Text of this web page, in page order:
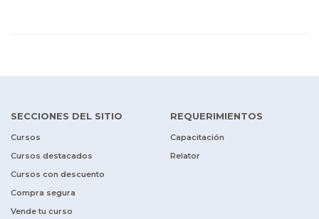
SECCIONES DEL SITIO
Cursos
Cursos destacados
Cursos con descuento
Compra segura
Vende tu curso
REQUERIMIENTOS
Capacitación
Relator